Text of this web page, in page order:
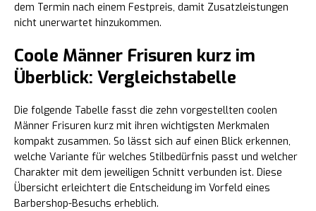
dem Termin nach einem Festpreis, damit Zusatzleistungen
nicht unerwartet hinzukommen.
Coole Männer Frisuren kurz im
Überblick: Vergleichstabelle
Die folgende Tabelle fasst die zehn vorgestellten coolen
Männer Frisuren kurz mit ihren wichtigsten Merkmalen
kompakt zusammen. So lässt sich auf einen Blick erkennen,
welche Variante für welches Stilbedürfnis passt und welcher
Charakter mit dem jeweiligen Schnitt verbunden ist. Diese
Übersicht erleichtert die Entscheidung im Vorfeld eines
Barbershop-Besuchs erheblich.